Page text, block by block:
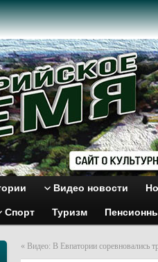
Видео новости
Спорт Туризм
« Видео: В Евпатории соревновались